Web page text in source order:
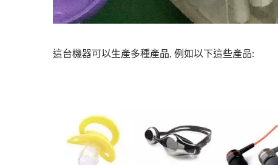
這台機器可以生產多種產品, 例如以下這些產品: